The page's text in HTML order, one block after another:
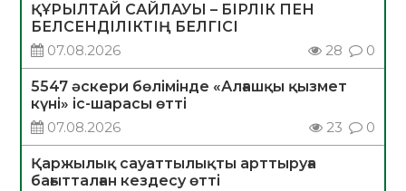
ҚҰРЫЛТАЙ САЙЛАУЫ – БІРЛІК ПЕН
БЕЛСЕНДІЛІКТІҢ БЕЛГІСІ
07.08.2026
28 0
5547 әскери бөлімінде «Алғашқы қызмет
күні» іс-шарасы өтті
07.08.2026
23 0
Қаржылық сауаттылықты арттыруға
бағытталған кездесу өтті